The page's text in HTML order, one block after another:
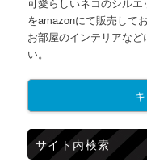
をamazonにて販売してお
お部屋のインテリアなど
い。
サイト内検索